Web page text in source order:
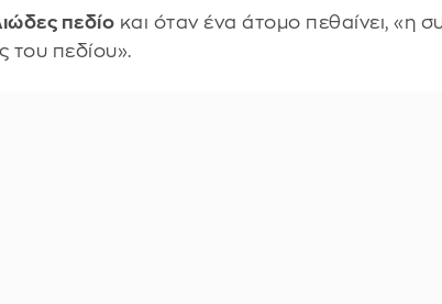
πεδίο και όταν ένα άτομο πεθαίνει, «η
του πεδίου».